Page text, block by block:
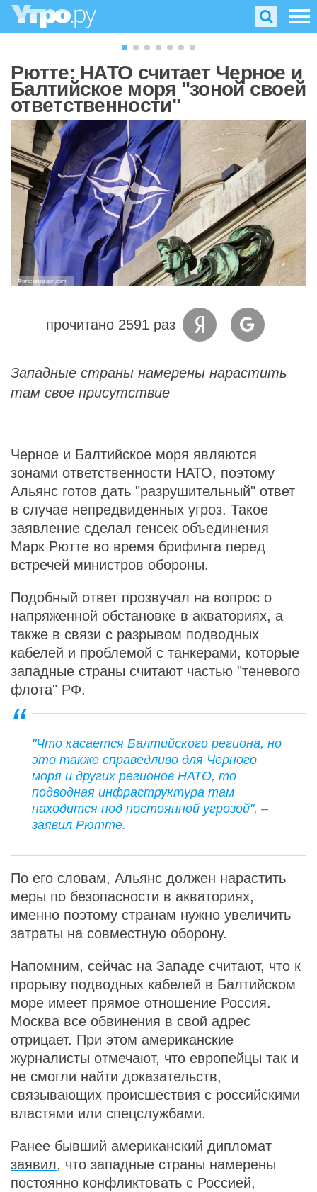
Рютте: НАТО считает Черное и
Балтийское моря "зоной своей
ответственности"
Фото: unsplash.com
прочитано 2591 раз
Западные страны намерены нарастить
там свое присутствие
Черное и Балтийское моря являются
зонами ответственности НАТО, поэтому
Альянс готов дать "разрушительный" ответ
в случае непредвиденных угроз. Такое
заявление сделал генсек объединения
Марк Рютте во время брифинга перед
встречей министров обороны.
Подобный ответ прозвучал на вопрос о
напряженной обстановке в акваториях, а
также в связи с разрывом подводных
кабелей и проблемой с танкерами, которые
западные страны считают частью "теневого
флота" РФ.
"Что касается Балтийского региона, но
это также справедливо для Черного
моря и других регионов НАТО, то
подводная инфраструктура там
находится под постоянной угрозой", –
заявил Рютте.
По его словам, Альянс должен нарастить
меры по безопасности в акваториях,
именно поэтому странам нужно увеличить
затраты на совместную оборону.
Напомним, сейчас на Западе считают, что к
прорыву подводных кабелей в Балтийском
море имеет прямое отношение Россия.
Москва все обвинения в свой адрес
отрицает. При этом американские
журналисты отмечают, что европейцы так и
не смогли найти доказательств,
связывающих происшествия с российскими
властями или спецслужбами.
Ранее бывший американский дипломат
заявил, что западные страны намерены
постоянно конфликтовать с Россией,